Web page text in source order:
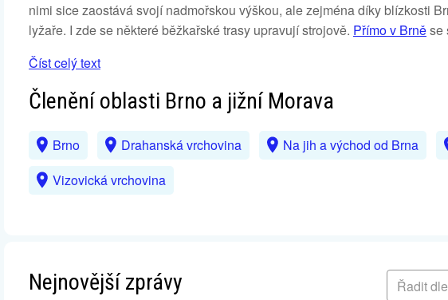
nimi sice zaostává svojí nadmořskou výškou, ale zejména díky blízkosti
lyžaře. I zde se některé běžkařské trasy upravují strojově. Přímo v Brněse
Číst celý text
Členění oblasti Brno a jižní Morava
Brno Drahanská vrchovina Na jih a východ od Brna
Vizovická vrchovina
Nejnovější zprávy Řadit